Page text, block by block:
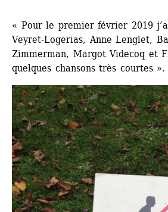
« Pour le premier février 2019
Veyret-Logerias, Anne Lenglet,
Zimmerman, Margot Videcoq et
quelques chansons très courtes ».